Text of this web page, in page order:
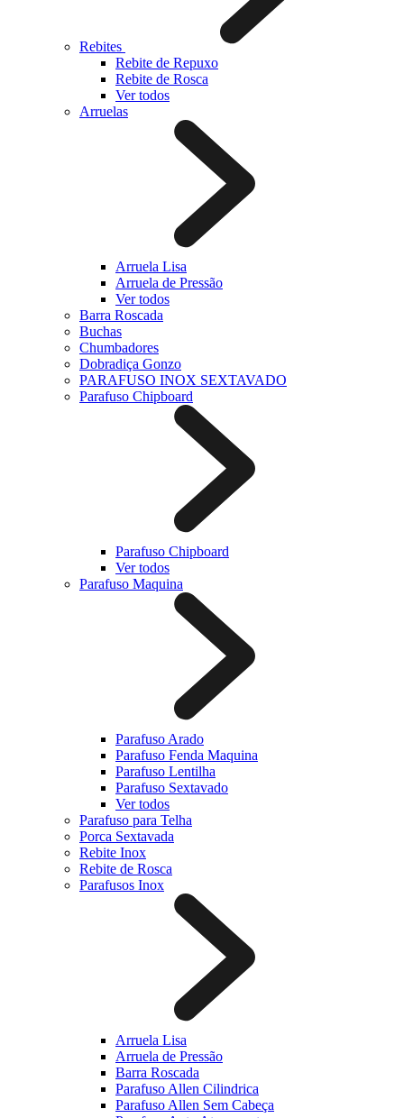
Rebites
Rebite de Repuxo
Rebite de Rosca
Ver todos
Arruelas
Arruela Lisa
Arruela de Pressão
Ver todos
Barra Roscada
Buchas
Chumbadores
Dobradiça Gonzo
PARAFUSO INOX SEXTAVADO
Parafuso Chipboard
Parafuso Chipboard
Ver todos
Parafuso Maquina
Parafuso Arado
Parafuso Fenda Maquina
Parafuso Lentilha
Parafuso Sextavado
Ver todos
Parafuso para Telha
Porca Sextavada
Rebite Inox
Rebite de Rosca
Parafusos Inox
Arruela Lisa
Arruela de Pressão
Barra Roscada
Parafuso Allen Cilindrica
Parafuso Allen Sem Cabeça